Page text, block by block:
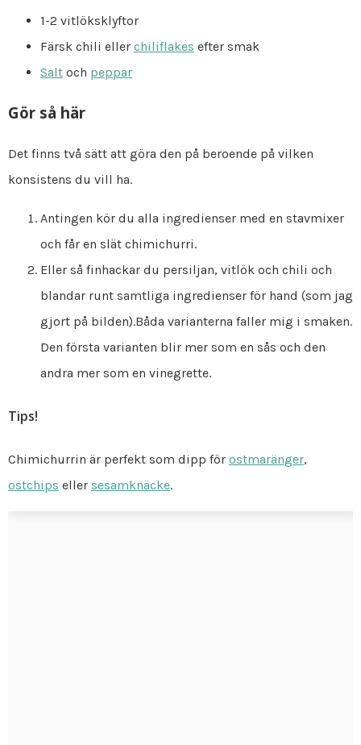
1-2 vitlöksklyftor
Färsk chili eller chiliflakes efter smak
Salt och peppar
Gör så här
Det finns två sätt att göra den på beroende på vilken
konsistens du vill ha.
Antingen kör du alla ingredienser med en stavmixer
och får en slät chimichurri.
Eller så finhackar du persiljan, vitlök och chili och
blandar runt samtliga ingredienser för hand (som jag
gjort på bilden).Båda varianterna faller mig i smaken.
Den första varianten blir mer som en sås och den
andra mer som en vinegrette.
Tips!
Chimichurrin är perfekt som dipp för ostmaränger,
ostchips eller sesamknäcke.